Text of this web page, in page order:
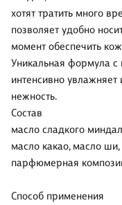
хотят тратить много
позволяет удобно
момент обеспечить
Уникальная формула с
интенсивно увлажняет
нежность.
Состав
масло сладкого
масло какао, масло ши,
парфюмерная
Способ применения